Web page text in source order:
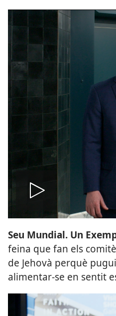
Seu Mundial. Un
feina que fan els
de Jehovà perquè
alimentar-se en sentit